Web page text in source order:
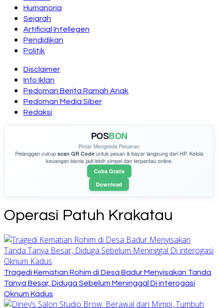
Humanoria
Sejarah
Artificial Intellegen
Pendidikan
Politik
Disclaimer
Info Iklan
Pedoman Berita Ramah Anak
Pedoman Media Siber
Redaksi
POSBON
Pintar Mengelola Pesanan
Pelanggan cukup scan QR Codeuntuk pesan & bayar langsung dari HP. Kelola
keuangan bisnis jadi lebih simpel dan terpantau online.
Coba Gratis
Download
Operasi Patuh Krakatau
Tragedi Kematian Rohim di Desa Badur Menyisakan Tanda
Tanya Besar, Diduga Sebelum Meninggal Di interogasi
Oknum Kadus